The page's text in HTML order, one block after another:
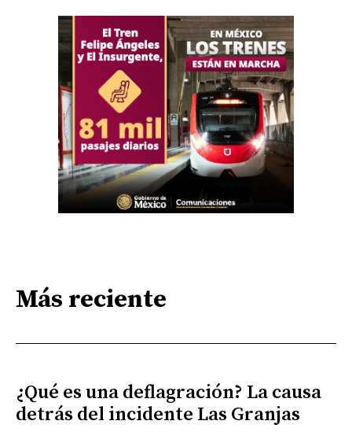
Más reciente
¿Qué es una deflagración? La causa
detrás del incidente Las Granjas